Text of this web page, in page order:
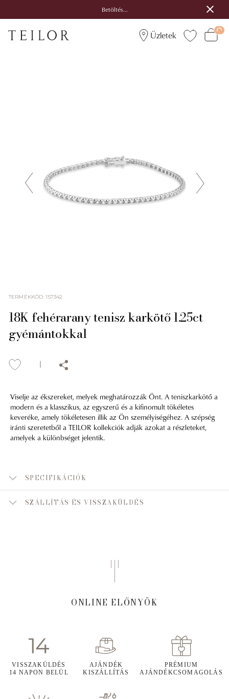
Betöltés...
Üzletek
TERMÉKKÓD:157342
18K fehérarany tenisz karkötő 1.25ct
gyémántokkal
Viselje az ékszereket, melyek meghatározzák Önt. A teniszkarkötő a
modern és a klasszikus, az egyszerű és a kifinomult tökéletes
keveréke, amely tökéletesen illik az Ön személyiségéhez. A szépség
iránti szeretetből a TEILOR kollekciók adják azokat a részleteket,
amelyek a különbséget jelentik.
SPECIFIKÁCIÓK
SZÁLLÍTÁS ÉS VISSZAKÜLDÉS
ONLINE ELŐNYÖK
VISSZAKÜLDÉS
14 NAPON BELÜL
AJÁNDÉK
KISZÁLLÍTÁS
PRÉMIUM
AJÁNDÉKCSOMAGOLÁS